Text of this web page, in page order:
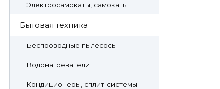
Электросамокаты, самокаты
Бытовая техника
Беспроводные пылесосы
Водонагреватели
Кондиционеры, сплит-системы